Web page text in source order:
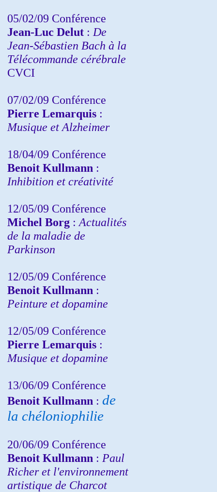
05/02/09 Conférence
Jean-Luc Delut : De
Jean-Sébastien Bach à la
Télécommande cérébrale
CVCI
07/02/09 Conférence
Pierre Lemarquis :
Musique et Alzheimer
18/04/09 Conférence
Benoit Kullmann :
Inhibition et créativité
12/05/09 Conférence
Michel Borg : Actualités
de la maladie de
Parkinson
12/05/09 Conférence
Benoit Kullmann :
Peinture et dopamine
12/05/09 Conférence
Pierre Lemarquis :
Musique et dopamine
13/06/09 Conférence
Benoit Kullmann : de
la chéloniophilie
20/06/09 Conférence
Benoit Kullmann : Paul
Richer et l'environnement
artistique de Charcot